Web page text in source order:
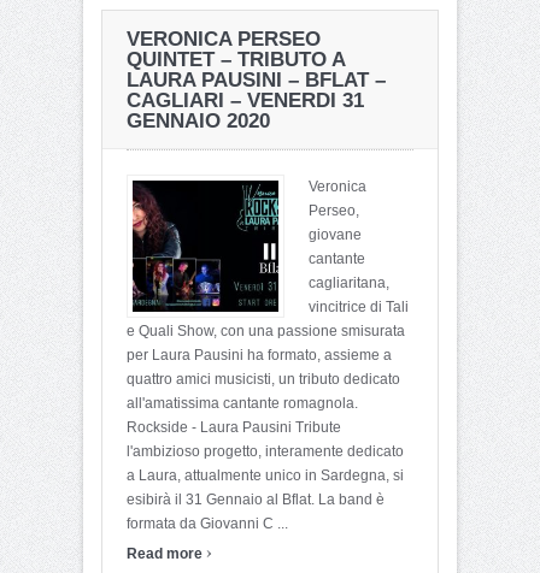
VERONICA PERSEO
QUINTET – TRIBUTO A
LAURA PAUSINI – BFLAT –
CAGLIARI – VENERDI 31
GENNAIO 2020
Veronica
Perseo,
giovane
cantante
cagliaritana,
vincitrice di Tali
e Quali Show, con una passione smisurata
per Laura Pausini ha formato, assieme a
quattro amici musicisti, un tributo dedicato
all'amatissima cantante romagnola.
Rockside - Laura Pausini Tribute
l'ambizioso progetto, interamente dedicato
a Laura, attualmente unico in Sardegna, si
esibirà il 31 Gennaio al Bflat. La band è
formata da Giovanni C ...
Read more ›